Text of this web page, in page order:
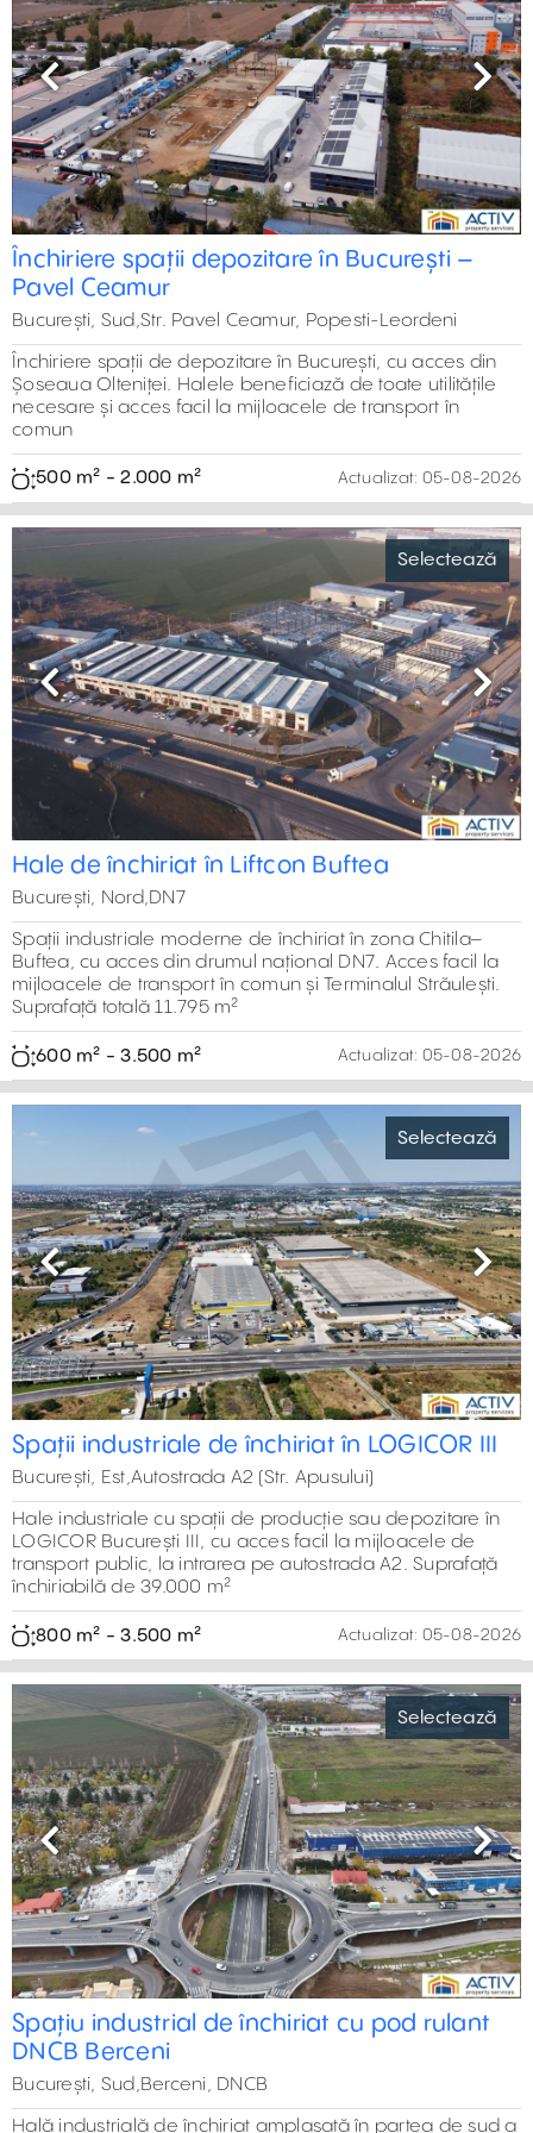
Selectează
Previous Next
Hală depozitare în Buciumeni
București, Nord,București
Proprietatea este compusă din 400 m2 destinați pentru
depozitare și 140 m2 pentru spațiu de birouri, care
beneficiază de finisaje clasa A.
540 m² - 540 m² Actualizat:05-08-2026
Selectează
Previous
Hale de inchiriat SpacePlus Popesti Leordeni
București, Sud,Soseaua Oltenitei
Spații industriale ce oferă conexiuni rapide către
Autostrada A0 (2 km), Autostrada A2 (Constanța) și
Autostrada A1 (Pitești), precum și către principalele artere
din sudul Capitalei
576 m² - 7.600 m² Actualizat:05-08-2026
Previous Next
Parc industrial in dezvoltare- VGP A2
București, Est,Autostrada A2
Parc industrial modern aflat în plină dezvoltare, conceput
pentru a răspunde cerințelor actuale din
domeniul producției, logisticii și depozitării. Proiectul
integrează spații flexibile și birouri moderne
1.800 m² - 5.000 m² Actualizat:05-08-2026
Selectează
Previous Next
Hala Mecanicafina
București, Est,Str. Ziduri Mosi
Spatiu depozitare sau productie, limita zonei centrale a
Bucurestiului, zona Obor. Suprafata inchiriabila totala
10.000 m2.
1.100 m² - 1.100 m² Actualizat:05-08-2026
Selectează
Previous Next
Inchiriere hala in Bulevardul Biruintei
București, Est,Bd. Biruintei 136
Hala de inchiriat in estul Bucurestului, zona Pantelimon, la
2,5 km distanta de soseaua de centura a Bucurestului.
Suprafata inchiriabila totala 1500 mp.
1.500 m² - 1.500 m² Actualizat:05-08-2026
Previous Next
Hale de inchiriat - Magurele - Varteju
București, Sud,Strada Bucuresti
Hale moderne de inchiriat, in localitatea Varteju, in
imediata apropiere a Soselei de Centura a Bucurestiului si
al 2,8km de intersectia cu Soseaua Alexandriei
600 m² - 3.000 m² Actualizat: 05-08-2026
Selectează
Previous Next
Spatii industriale de inchiriat - Litera
București,Str. Industriilor, Chiajna
Spatii depozitare sau productie de inchiriat in zona
Chiajna, la 1 km distranta de soseaua de centura si 1,6 km
de autostrada A1.
2.700 m² - 6.050 m² Actualizat:05-08-2026
Previous
Hală de închiriat în Catted Business Park
Ștefănești